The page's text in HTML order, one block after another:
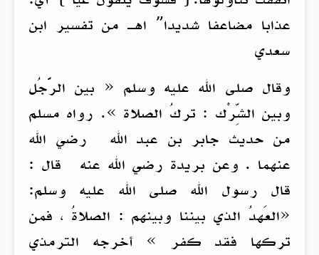
عذابا مضاعفا شديدا” اهـ من تفسير ابن
سعدي
وقال صلى الله عليه وسلم « بين الرَّجُل
وبين الشِّرْك : تركُ الصلاة ». رواه مسلم
من حديث جابر بن عبد الله رضي الله
عنهما . وعن بريدة رضي الله عنه قال :
قال رسول الله صلى الله عليه وسلم:
«العَهدُ الذي بيننا وبينهم : الصلاةُ ، فمن
تركها فقد كفر » أخرجه الترمذي